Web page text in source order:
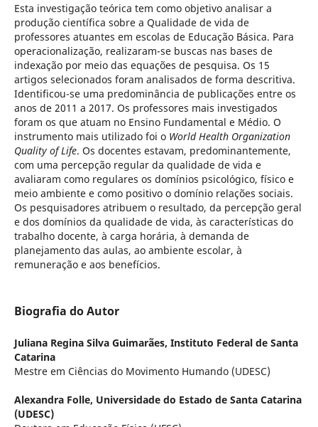
Esta investigação teórica tem como objetivo analisar a
produção científica sobre a Qualidade de vida de
professores atuantes em escolas de Educação Básica. Para
operacionalização, realizaram-se buscas nas bases de
indexação por meio das equações de pesquisa. Os 15
artigos selecionados foram analisados de forma descritiva.
Identificou-se uma predominância de publicações entre os
anos de 2011 a 2017. Os professores mais investigados
foram os que atuam no Ensino Fundamental e Médio. O
instrumento mais utilizado foi o World Health Organization
Quality of Life. Os docentes estavam, predominantemente,
com uma percepção regular da qualidade de vida e
avaliaram como regulares os domínios psicológico, físico e
meio ambiente e como positivo o domínio relações sociais.
Os pesquisadores atribuem o resultado, da percepção geral
e dos domínios da qualidade de vida, às características do
trabalho docente, à carga horária, à demanda de
planejamento das aulas, ao ambiente escolar, à
remuneração e aos benefícios.
Biografia do Autor
Juliana Regina Silva Guimarães, Instituto Federal de Santa
Catarina
Mestre em Ciências do Movimento Humando (UDESC)
Alexandra Folle, Universidade do Estado de Santa Catarina
(UDESC)